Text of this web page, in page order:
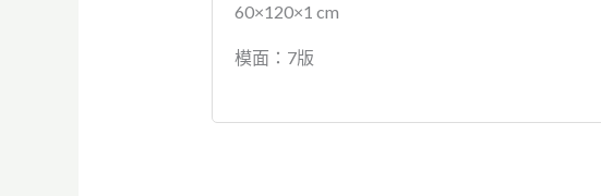
60×120×1 cm
模面：7版